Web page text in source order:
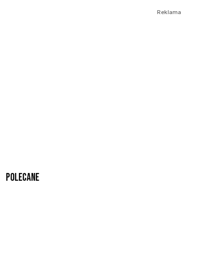
Reklama
Polecane